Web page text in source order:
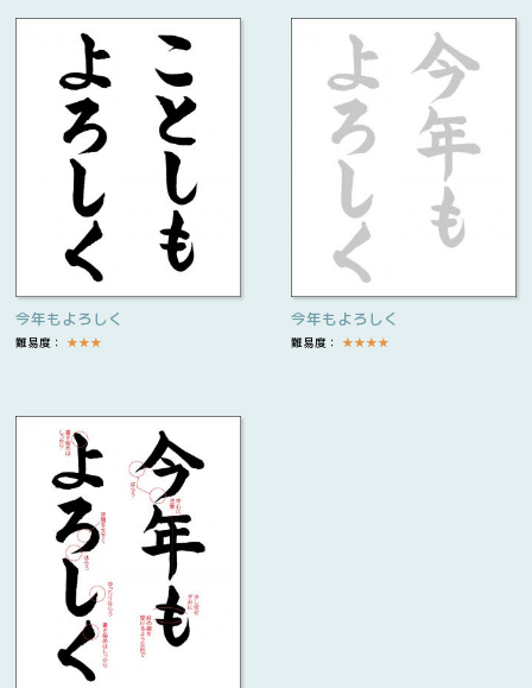
今年もよろしく
難易度： ★★★
今年もよろしく
難易度： ★★★★